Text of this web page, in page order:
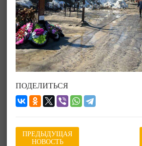
ПОДЕЛИТЬСЯ
ПРЕДЫДУЩАЯ
НОВОСТЬ